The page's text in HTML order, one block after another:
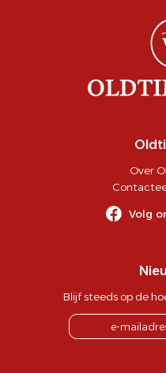
Over
Volg
Blijf steeds op de